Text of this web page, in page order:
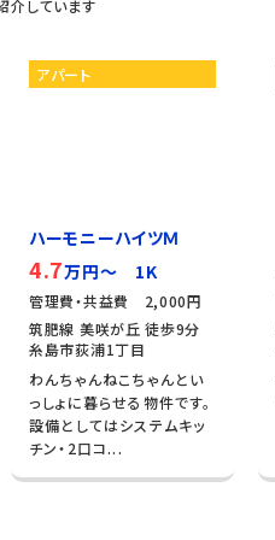
介しています
アパート
ハーモニーハイツＭ
4.7万円～ 1K
管理費・共益費 2,000円
筑肥線 美咲が丘 徒歩9分
糸島市荻浦1丁目
わんちゃんねこちゃんとい
っしょに暮らせる物件です。
設備としてはシステムキッ
チン・2口コ...